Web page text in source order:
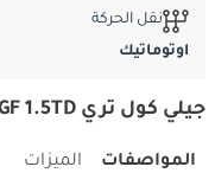
نقل الحركة
اوتوماتيك
جيلي كول تري GF 1.5TD المواصفات والميزات
المواصفات الميزات